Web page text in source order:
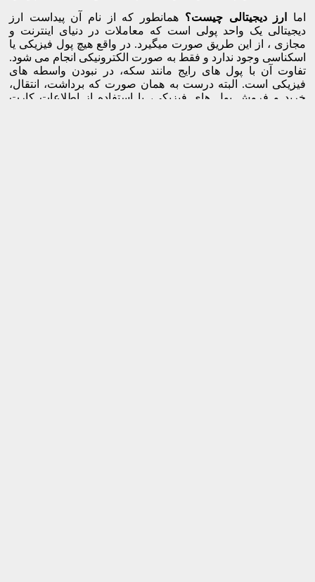
اما ارز دیجیتالی چیست؟ همانطور که از نام آن پیداست ارز
دیجیتالی یک واحد پولی است که معاملات در دنیای اینترنت و
مجازی ، از این طریق صورت میگیرد. در واقع هیچ پول فیزیکی یا
اسکناسی وجود ندارد و فقط به صورت الکترونیکی انجام می شود.
تفاوت آن با پول های رایج مانند سکه، در نبودن واسطه های
فیزیکی است. البته درست به همان صورت که برداشت، انتقال،
خرید و فروش پول های فیزیکی، با استفاده از اطلاعات کارت